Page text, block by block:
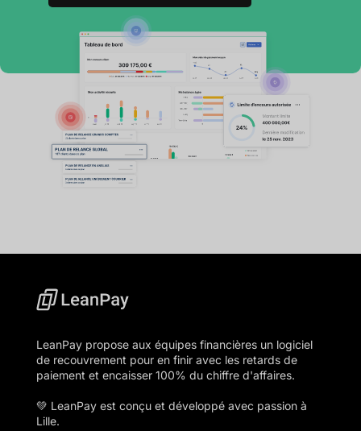
LeanPay propose aux équipes financières un logiciel
de recouvrement pour en finir avec les retards de
paiement et encaisser 100% du chiffre d'affaires.
💚 LeanPay est conçu et développé avec passion à
Lille.